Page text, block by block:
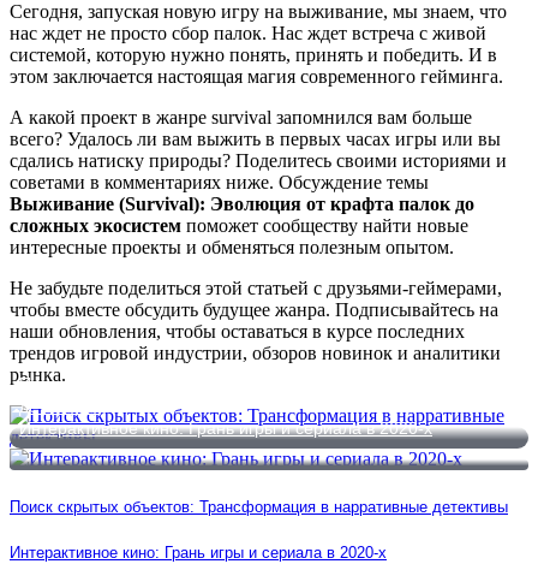
Сегодня, запуская новую игру на выживание, мы знаем, что
нас ждет не просто сбор палок. Нас ждет встреча с живой
системой, которую нужно понять, принять и победить. И в
этом заключается настоящая магия современного гейминга.
А какой проект в жанре survival запомнился вам больше
всего? Удалось ли вам выжить в первых часах игры или вы
сдались натиску природы? Поделитесь своими историями и
советами в комментариях ниже. Обсуждение темы
Выживание (Survival): Эволюция от крафта палок до
сложных экосистем поможет сообществу найти новые
интересные проекты и обменяться полезным опытом.
Не забудьте поделиться этой статьей с друзьями-геймерами,
чтобы вместе обсудить будущее жанра. Подписывайтесь на
наши обновления, чтобы оставаться в курсе последних
трендов игровой индустрии, обзоров новинок и аналитики
рынка.
Поиск скрытых объектов: Трансформация в нарративные
детективы
Интерактивное кино: Грань игры и сериала в 2020-х
Поиск скрытых объектов: Трансформация в нарративные детективы
Интерактивное кино: Грань игры и сериала в 2020-х